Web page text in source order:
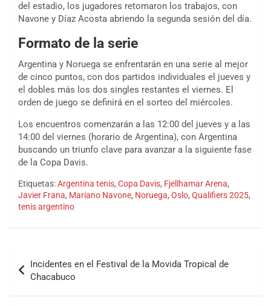
del estadio, los jugadores retomaron los trabajos, con
Navone y Díaz Acosta abriendo la segunda sesión del día.
Formato de la serie
Argentina y Noruega se enfrentarán en una serie al mejor
de cinco puntos, con dos partidos individuales el jueves y
el dobles más los dos singles restantes el viernes. El
orden de juego se definirá en el sorteo del miércoles.
Los encuentros comenzarán a las 12:00 del jueves y a las
14:00 del viernes (horario de Argentina), con Argentina
buscando un triunfo clave para avanzar a la siguiente fase
de la Copa Davis.
Etiquetas:Argentina tenis, Copa Davis, Fjellhamar Arena,
Javier Frana, Mariano Navone, Noruega, Oslo, Qualifiers 2025,
tenis argentino
Incidentes en el Festival de la Movida Tropical de
Chacabuco